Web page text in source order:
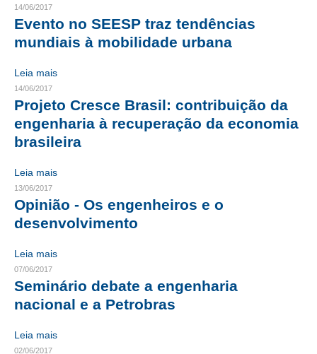
LEI 5.194/1966 – REGULAMENTAÇÃO DA PROFISSÃO
LEI 6.496/1977 – ART
HOMOLOGAÇÕES
PISO SALARIAL
APRESENTAÇÃO
CARREIRA
14/06/2017
Evento no SEESP traz tendências
mundiais à mobilidade urbana
Leia mais
14/06/2017
Projeto Cresce Brasil: contribuição da
engenharia à recuperação da economia
brasileira
Leia mais
13/06/2017
Opinião - Os engenheiros e o
desenvolvimento
Leia mais
07/06/2017
Seminário debate a engenharia
nacional e a Petrobras
Leia mais
02/06/2017